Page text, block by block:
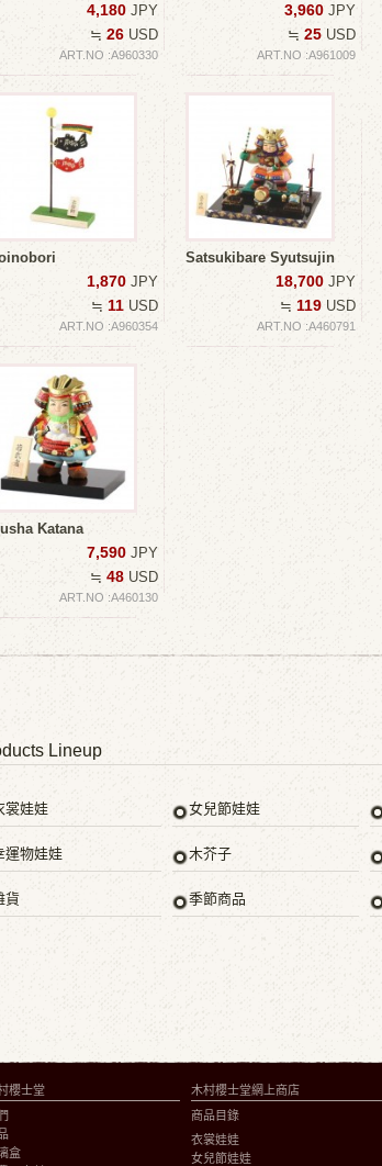
4,180 JPY
≒ 26 USD
ART.NO :A960330
3,960 JPY
≒ 25 USD
ART.NO :A961009
1,870 JPY
≒ 11 USD
ART.NO :A960354
Satsukibare Syutsujin
18,700 JPY
≒ 119 USD
ART.NO :A460791
Katana
7,590 JPY
≒ 48 USD
ART.NO :A460130
Lineup
裳娃娃 女兒節娃娃
運物娃娃 木芥子
貨 季節商品
櫻士堂
盒
木村櫻士堂網上商店
商品目錄
衣裳娃娃
女兒節娃娃